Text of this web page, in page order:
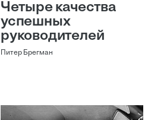
Четыре качества
успешных
руководителей
Питер Брегман